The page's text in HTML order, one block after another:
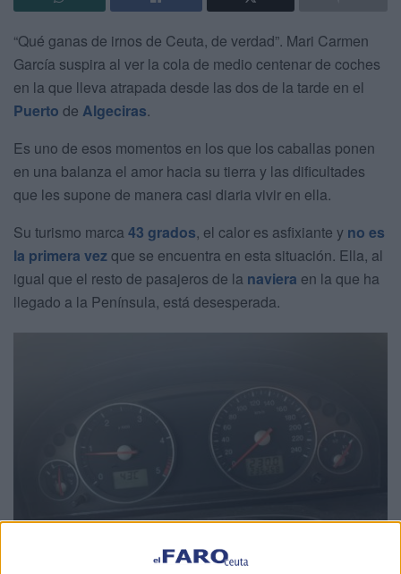
“Qué ganas de irnos de Ceuta, de verdad”. Mari Carmen
García suspira al ver la cola de medio centenar de coches
en la que lleva atrapada desde las dos de la tarde en el
Puerto de Algeciras.
Es uno de esos momentos en los que los caballas ponen
en una balanza el amor hacia su tierra y las dificultades
que les supone de manera casi diaria vivir en ella.
Su turismo marca 43 grados, el calor es asfixiante y no es
la primera vez que se encuentra en esta situación. Ella, al
igual que el resto de pasajeros de la naviera en la que ha
llegado a la Península, está desesperada.